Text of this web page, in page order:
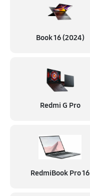
Book 16 (2024)
Redmi G Pro
RedmiBook Pro 16